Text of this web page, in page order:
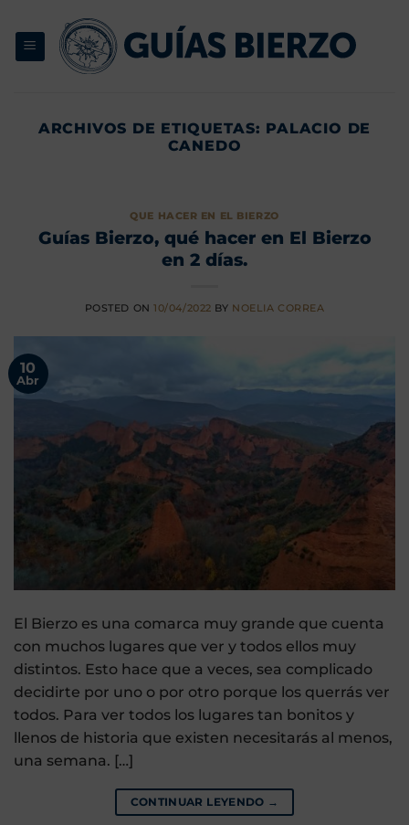
contenido
ARCHIVOS DE ETIQUETAS: PALACIO DE
CANEDO
QUE HACER EN EL BIERZO
Guías Bierzo, qué hacer en El Bierzo
en 2 días.
POSTED ON10/04/2022 BY NOELIA CORREA
10
Abr
El Bierzo es una comarca muy grande que cuenta
con muchos lugares que ver y todos ellos muy
distintos. Esto hace que a veces, sea complicado
decidirte por uno o por otro porque los querrás ver
todos. Para ver todos los lugares tan bonitos y
llenos de historia que existen necesitarás al menos,
una semana. […]
CONTINUAR LEYENDO →